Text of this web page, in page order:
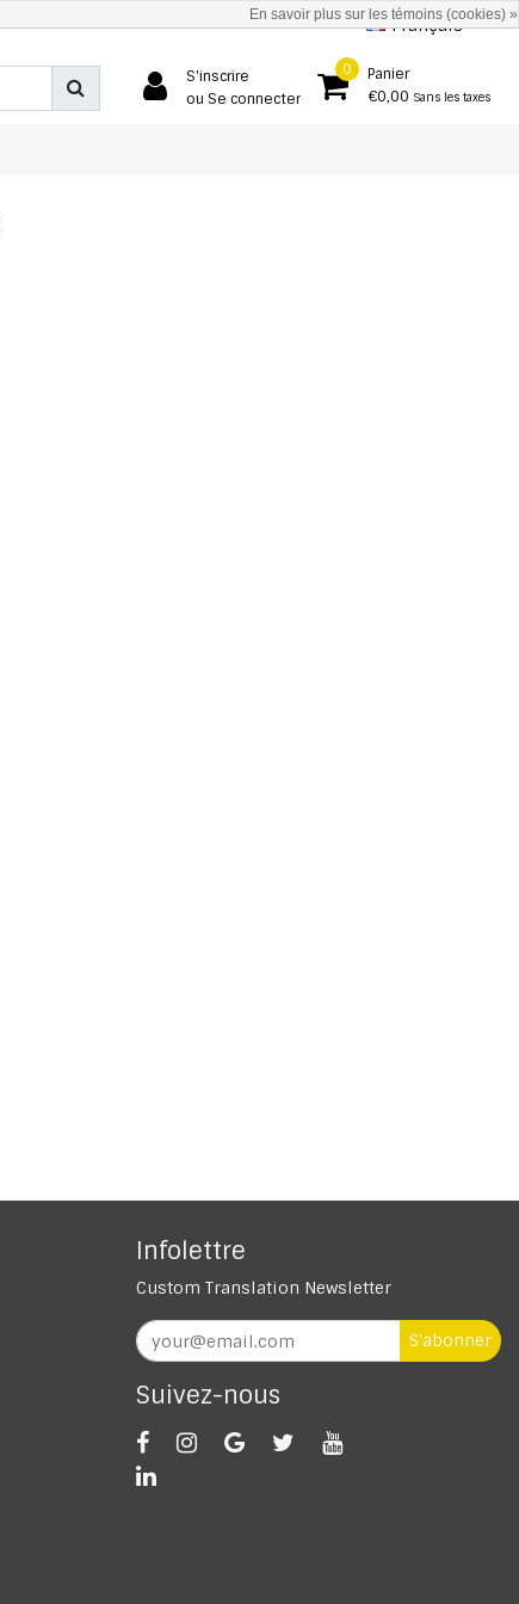
Français
S'inscrire
ou Se connecter
0
Panier
€0,00 Sans les taxes
Infolettre
Custom Translation Newsletter
S'abonner
Suivez-nous
En savoir plus sur les témoins (cookies) »